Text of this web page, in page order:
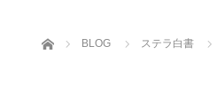
ホーム BLOG ステラ白書